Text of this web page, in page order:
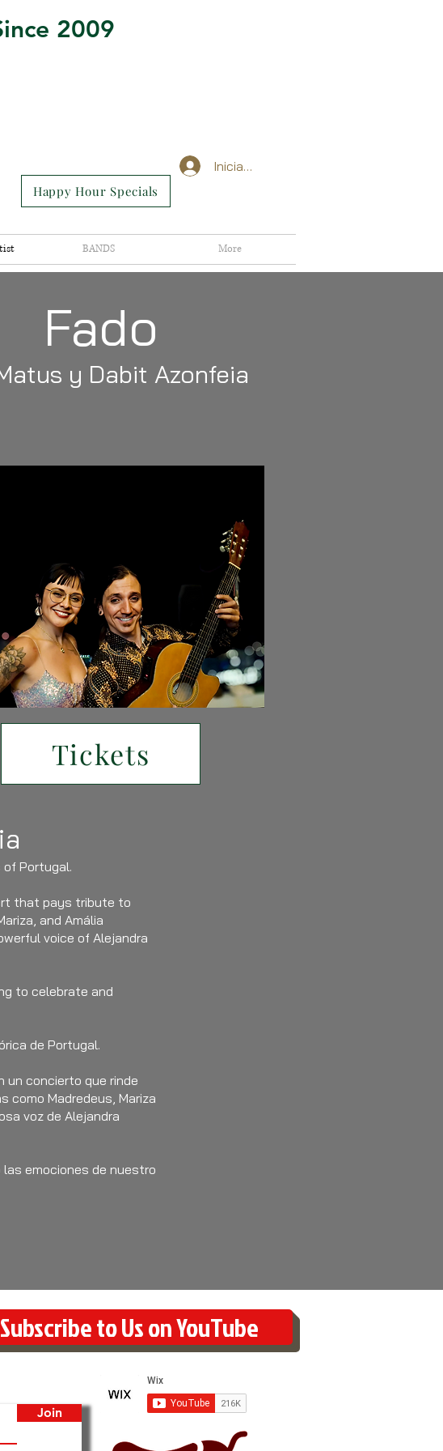
2009
Happy Hour Specials
Iniciar sesión
BANDS More
Fado
y Dabit Azonfeia
Tickets
Portugal.
that pays tribute to
and Amália
voice of Alejandra
to celebrate and
de Portugal.
un concierto que rinde
como Madredeus, Mariza
voz de Alejandra
emociones de nuestro
Subscribe to Us on YouTube
Join